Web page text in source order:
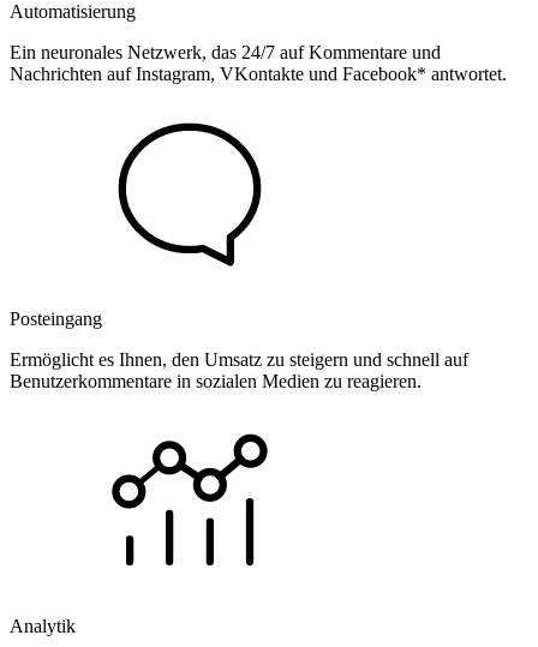
Automatisierung
Ein neuronales Netzwerk, das 24/7 auf Kommentare und
Nachrichten auf Instagram, VKontakte und Facebook* antwortet.
Posteingang
Ermöglicht es Ihnen, den Umsatz zu steigern und schnell auf
Benutzerkommentare in sozialen Medien zu reagieren.
Analytik